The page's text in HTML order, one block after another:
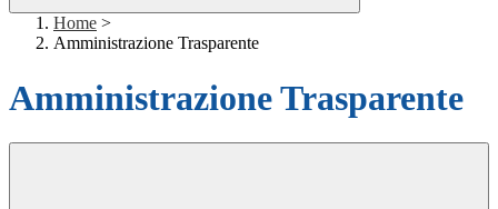
Home >
Amministrazione Trasparente
Amministrazione Trasparente